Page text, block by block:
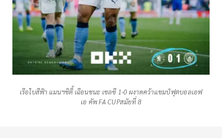
เรือใบสีฟ้า แมนฯซิตี้ เฉือนชนะ เชลซี 1-0 ผงาดคว้าแชมป์ฟุตบอลเอฟ
เอ คัพ FA CUPสมัยที่ 8